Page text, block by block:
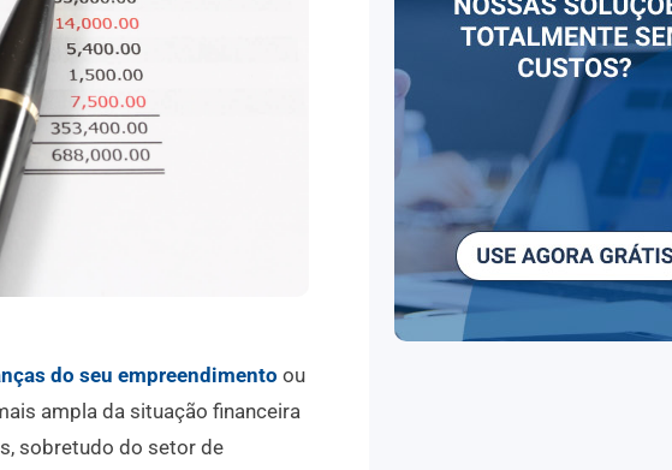
do seu empreendimento ou
ampla da situação financeira
sobretudo do setor de